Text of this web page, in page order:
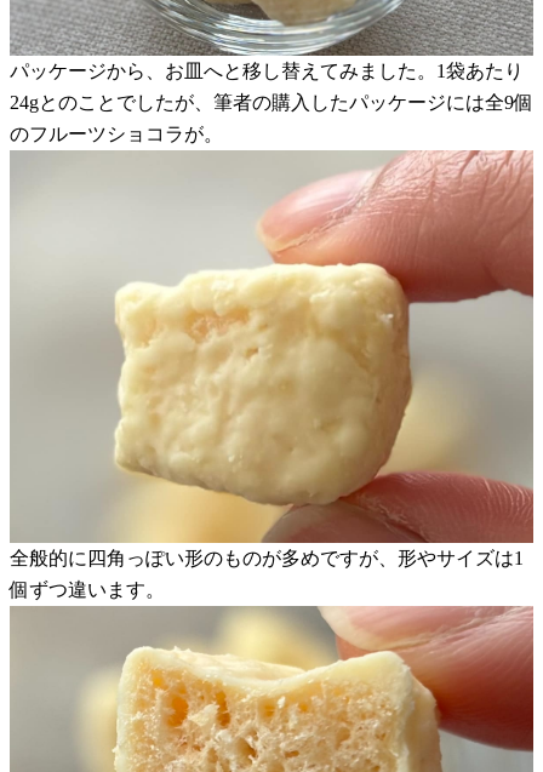
パッケージから、お皿へと移し替えてみました。1袋あたり
24gとのことでしたが、筆者の購入したパッケージには全9個
のフルーツショコラが。
全般的に四角っぽい形のものが多めですが、形やサイズは1
個ずつ違います。